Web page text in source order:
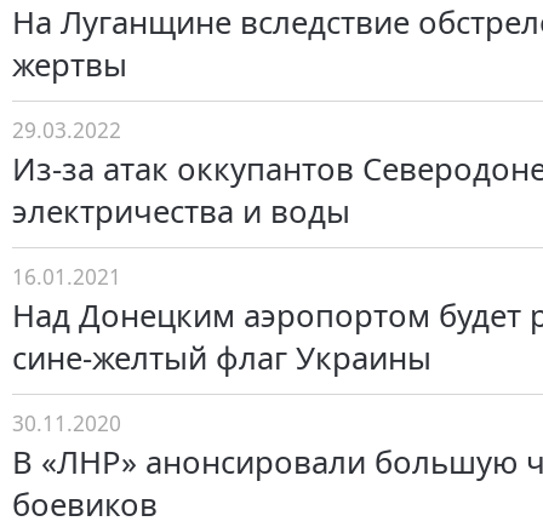
На Луганщине вследствие
жертвы
29.03.2022
Из-за атак оккупантов
электричества и воды
16.01.2021
Над Донецким аэропортом будет
сине-желтый флаг Украины
30.11.2020
В «ЛНР» анонсировали большую
боевиков